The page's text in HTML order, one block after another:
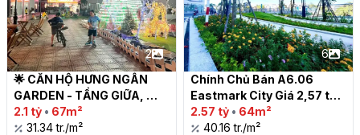
2
🌟 CĂN HỘ HƯNG NGÂN
GARDEN - TẦNG GIỮA,
BAN CÔNG HƯỚNG SÂN,
GIÁ TỐT 🌟
2.1 tỷ • 67m²
31.34 tr./m²
6
Chính Chủ Bán A6.06
Eastmark City Giá 2,57 tỷ
2.57 tỷ • 64m²
40.16 tr./m²